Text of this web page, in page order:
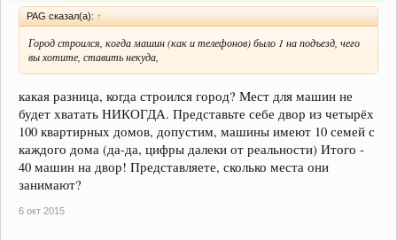
PAG сказал(а): ↑
Город строился, когда машин (как и телефонов) было 1 на подъезд, чего
вы хотите, ставить некуда,
какая разница, когда строился город? Мест для машин не
будет хватать НИКОГДА. Представьте себе двор из четырёх
100 квартирных домов, допустим, машины имеют 10 семей с
каждого дома (да-да, цифры далеки от реальности) Итого -
40 машин на двор! Представляете, сколько места они
занимают?
6 окт 2015